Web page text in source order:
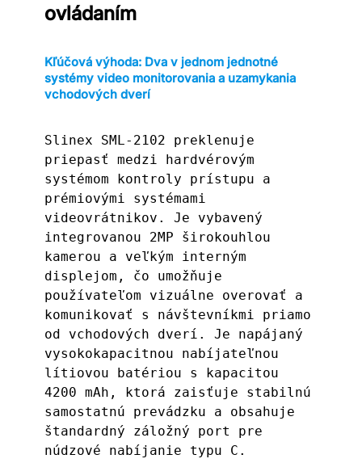
ovládaním
Kľúčová výhoda: Dva v jednom jednotné
systémy video monitorovania a uzamykania
vchodových dverí
Slinex SML-2102 preklenuje
priepasť medzi hardvérovým
systémom kontroly prístupu a
prémiovými systémami
videovrátnikov. Je vybavený
integrovanou 2MP širokouhlou
kamerou a veľkým interným
displejom, čo umožňuje
používateľom vizuálne overovať a
komunikovať s návštevníkmi priamo
od vchodových dverí. Je napájaný
vysokokapacitnou nabíjateľnou
lítiovou batériou s kapacitou
4200 mAh, ktorá zaisťuje stabilnú
samostatnú prevádzku a obsahuje
štandardný záložný port pre
núdzové nabíjanie typu C.